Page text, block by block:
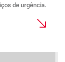
de urgência.